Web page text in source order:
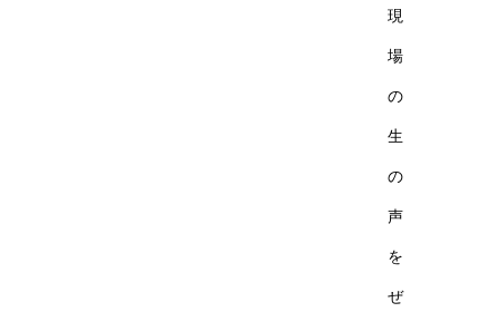
現
場
の
生
の
声
を
ぜ